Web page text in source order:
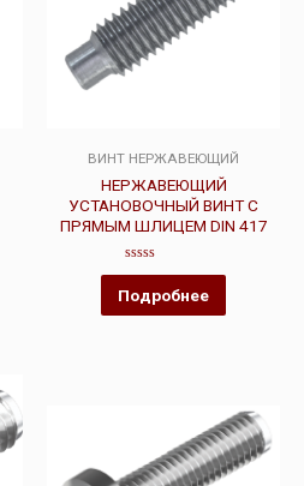
ВИНТ НЕРЖАВЕЮЩИЙ
НЕРЖАВЕЮЩИЙ
УСТАНОВОЧНЫЙ ВИНТ С
ПРЯМЫМ ШЛИЦЕМ DIN 417
Оценка
из
5
Подробнее